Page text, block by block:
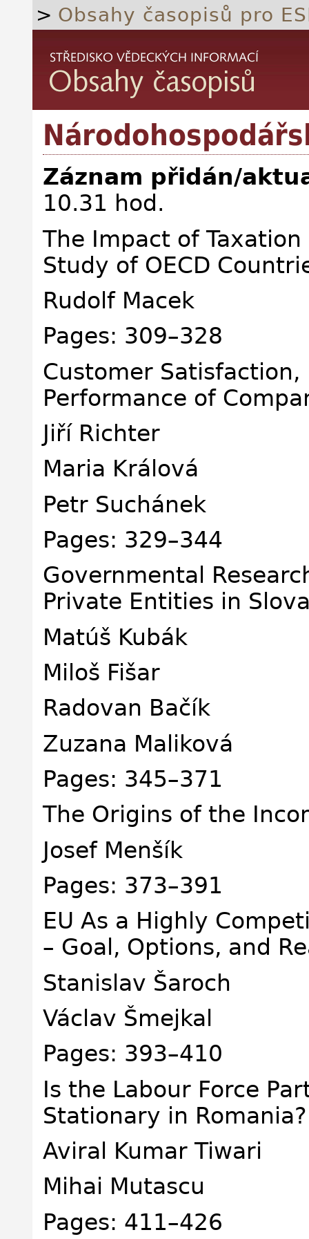
> Obsahy časopisů pro
Záznam přidán/
10.31 hod.
The Impact of
Study of OECD
Rudolf Macek
Pages: 309–328
Customer
Performance of
Jiří Richter
Maria Králová
Petr Suchánek
Pages: 329–344
Governmental
Private Entities in
Matúš Kubák
Miloš Fišar
Radovan Bačík
Zuzana Maliková
Pages: 345–371
The Origins of the
Josef Menšík
Pages: 373–391
EU As a Highly
– Goal, Options, and
Stanislav Šaroch
Václav Šmejkal
Pages: 393–410
Is the Labour Force
Stationary in Romania?
Aviral Kumar Tiwari
Mihai Mutascu
Pages: 411–426